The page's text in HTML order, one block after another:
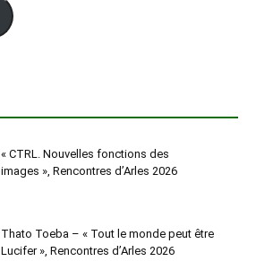
« CTRL. Nouvelles fonctions des
images », Rencontres d’Arles 2026
Thato Toeba – « Tout le monde peut être
Lucifer », Rencontres d’Arles 2026